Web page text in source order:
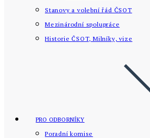
Stanovy a volební řád ČSOT
Mezinárodní spolupráce
Historie ČSOT, Milníky, vize
PRO ODBORNÍKY
Poradní komise